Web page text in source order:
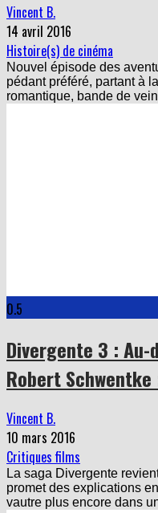
Vincent B.
14 avril 2016
Histoire(s) de cinéma
Nouvel épisode des
pédant préféré, partant à
romantique, bande de
0.5
Divergente 3 : Au-
Robert
Vincent B.
10 mars 2016
Critiques films
La saga Divergente
promet des explications
vautre plus encore dans